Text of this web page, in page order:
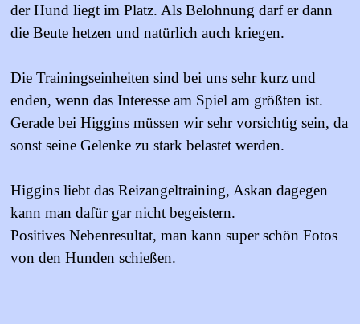
der Hund liegt im Platz. Als Belohnung darf er dann
die Beute hetzen und natürlich auch kriegen.
Die Trainingseinheiten sind bei uns sehr kurz und
enden, wenn das Interesse am Spiel am größten ist.
Gerade bei Higgins müssen wir sehr vorsichtig sein, da
sonst seine Gelenke zu stark belastet werden.
Higgins liebt das Reizangeltraining, Askan dagegen
kann man dafür gar nicht begeistern.
Positives Nebenresultat, man kann super schön Fotos
von den Hunden schießen.